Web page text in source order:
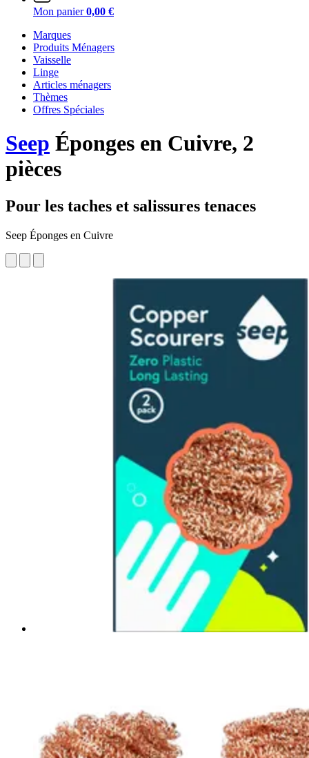
Mon panier 0,00 €
Marques
Produits Ménagers
Vaisselle
Linge
Articles ménagers
Thèmes
Offres Spéciales
Seep Éponges en Cuivre, 2
pièces
Pour les taches et salissures tenaces
Seep Éponges en Cuivre